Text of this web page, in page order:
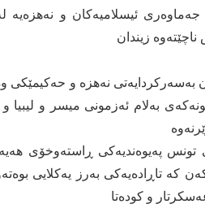
جەماوەری ئیسلامیەکان و
زیندان
بەسەرکردایەتی نەھزە و
بەلام ئەزمونی میسر و لیبیا و
تونس پەیوەندیەکی ڕاستەوخۆی
کە تاڕادەیەکی بەرز یەکلایی
و کودەتا